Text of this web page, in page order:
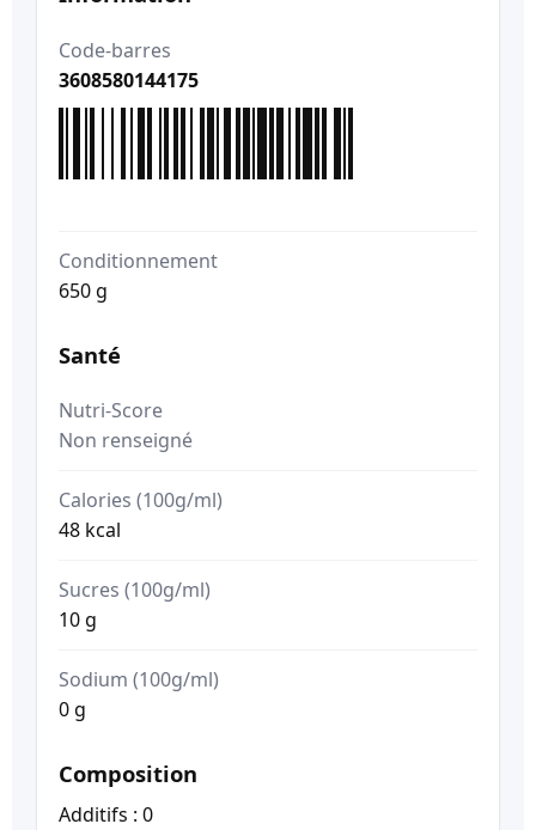
Code-barres
3608580144175
Conditionnement
650 g
Santé
Nutri-Score
Non renseigné
Calories (100g/ml)
48 kcal
Sucres (100g/ml)
10 g
Sodium (100g/ml)
0 g
Composition
Additifs : 0